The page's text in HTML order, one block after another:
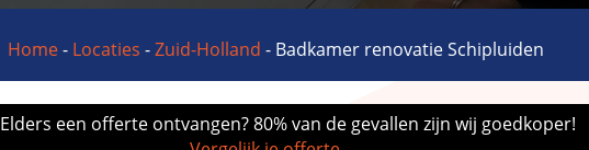
Home- Locaties -Zuid-Holland - Badkamer renovatie Schipluiden
Elders een offerte ontvangen? 80% van de gevallen zijn wij goedkoper!